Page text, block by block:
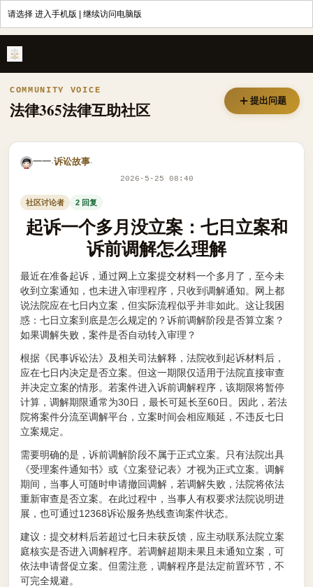
请选择 进入手机版 继续访问电脑版
COMMUNITY VOICE
法律365法律互助社区 提出问题
一一·诉讼故事·
2026-5-25 08:40
社区讨论者 2 回复
起诉一个多月没立案：七日立案和
诉前调解怎么理解
最近在准备起诉，通过网上立案提交材料一个多月了，至今未
收到立案通知，也未进入审理程序，只收到调解通知。网上都
说法院应在七日内立案，但实际流程似乎并非如此。这让我困
惑：七日立案到底是怎么规定的？诉前调解阶段是否算立案？
如果调解失败，案件是否自动转入审理？
根据《民事诉讼法》及相关司法解释，法院收到起诉材料后，
应在七日内决定是否立案。但这一期限仅适用于法院直接审查
并决定立案的情形。若案件进入诉前调解程序，该期限将暂停
计算，调解期限通常为30日，最长可延长至60日。因此，若法
院将案件分流至调解平台，立案时间会相应顺延，不违反七日
立案规定。
需要明确的是，诉前调解阶段不属于正式立案。只有法院出具
《受理案件通知书》或《立案登记表》才视为正式立案。调解
期间，当事人可随时申请撤回调解，若调解失败，法院将依法
重新审查是否立案。在此过程中，当事人有权要求法院说明进
展，也可通过12368诉讼服务热线查询案件状态。
建议：提交材料后若超过七日未获反馈，应主动联系法院立案
庭核实是否进入调解程序。若调解超期未果且未通知立案，可
依法申请督促立案。但需注意，调解程序是法定前置环节，不
可完全规避。